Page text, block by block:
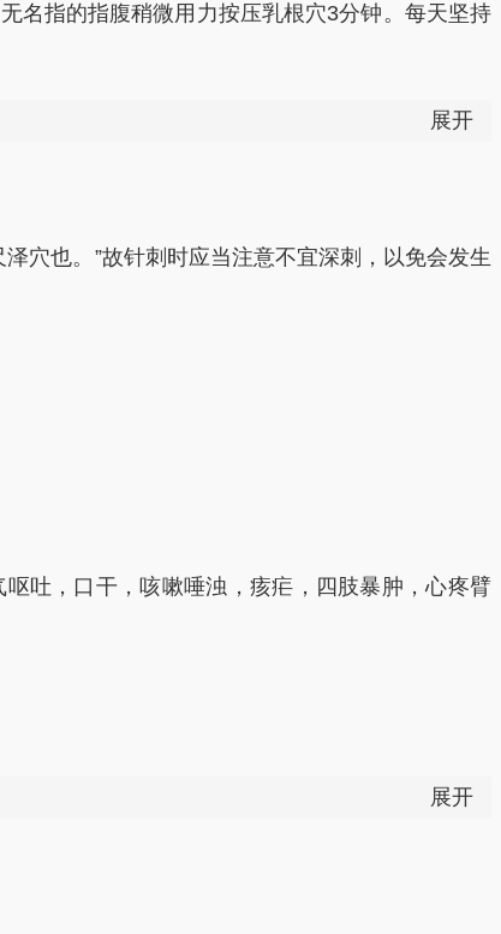
名指的指腹稍微用力按压乳根穴3分钟。每天坚持
展开
穴也。”故针刺时应当注意不宜深刺，以免会发生
吐，口干，咳嗽唾浊，痎疟，四肢暴肿，心疼臂
展开